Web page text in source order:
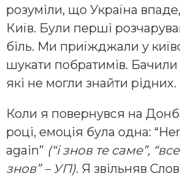
розуміли, що Україна
Київ. Були перші
біль. Ми приїжджали у
шукати побратимів.
які не могли знайти рідних.
Коли я повернувся на
році, емоція була одна:
again” (“і знов те саме”,
знов” – УП). Я звільняв